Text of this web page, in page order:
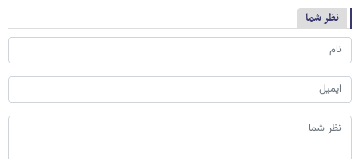
نظر شما